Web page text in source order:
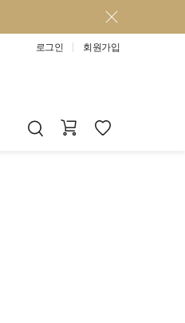
로그인 회원가입